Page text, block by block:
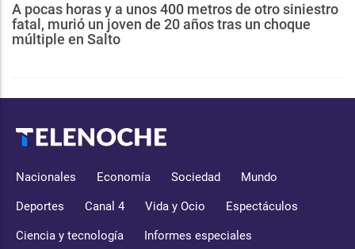
A pocas horas y a unos 400 metros de otro siniestro
fatal, murió un joven de 20 años tras un choque
múltiple en Salto
Nacionales Economía Sociedad Mundo
Deportes Canal 4 Vida y Ocio Espectáculos
Ciencia y tecnología Informes especiales